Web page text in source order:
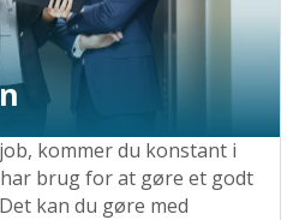
kommer du konstant i
brug for at gøre et godt
kan du gøre med